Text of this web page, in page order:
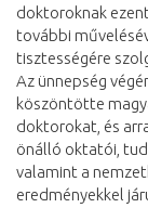
doktoroknak
további
tisztességére
Az ünnepség
köszöntötte
doktorokat, és
önálló oktatói,
valamint a
eredményekkel